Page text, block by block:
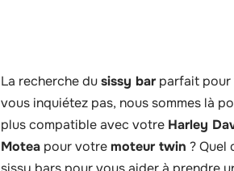
La recherche dusissy barparfait pour
vous inquiétez pas, nous sommes là
plus compatible avec votre Harley
Motea pour votremoteur twin ? Quel